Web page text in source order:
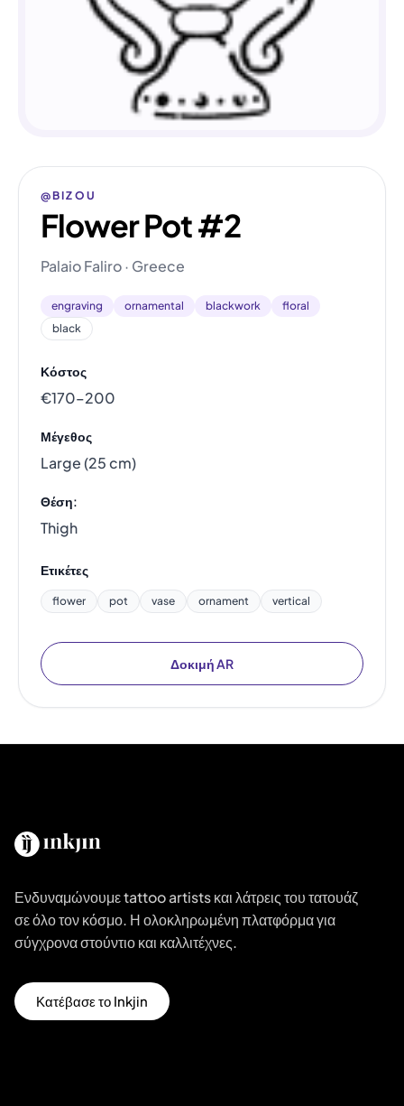
@BIZOU
Flower Pot #2
Palaio Faliro · Greece
engraving ornamental blackwork
floral
black
Κόστος
€170–200
Μέγεθος
Large (25 cm)
Θέση:
Thigh
Ετικέτες
flower pot vase ornament vertical
Δοκιμή AR
Ενδυναμώνουμε tattoo artists και λάτρεις του τατουάζ
σε όλο τον κόσμο. Η ολοκληρωμένη πλατφόρμα για
σύγχρονα στούντιο και καλλιτέχνες.
Κατέβασε το Inkjin